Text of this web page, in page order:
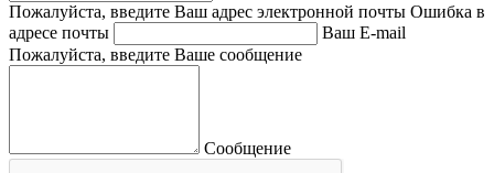
Пожалуйста, введите Ваш адрес электронной почты Ошибка в
адресе почты
Ваш E-mail
Пожалуйста, введите Ваше сообщение
Сообщение